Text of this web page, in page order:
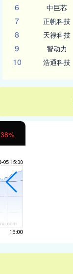
6 中巨芯
7 正帆科技
8 天禄科技
9 智动力
10 浩通科技